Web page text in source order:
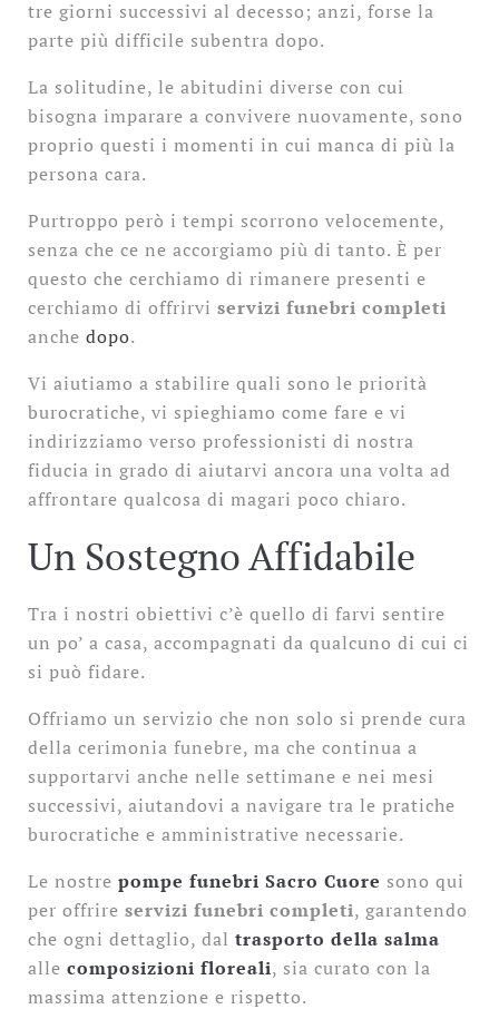
tre giorni successivi al decesso; anzi, forse la
parte più difficile subentra dopo.
La solitudine, le abitudini diverse con cui
bisogna imparare a convivere nuovamente, sono
proprio questi i momenti in cui manca di più la
persona cara.
Purtroppo però i tempi scorrono velocemente,
senza che ce ne accorgiamo più di tanto. È per
questo che cerchiamo di rimanere presenti e
cerchiamo di offrirvi servizi funebri completi
anche dopo.
Vi aiutiamo a stabilire quali sono le priorità
burocratiche, vi spieghiamo come fare e vi
indirizziamo verso professionisti di nostra
fiducia in grado di aiutarvi ancora una volta ad
affrontare qualcosa di magari poco chiaro.
Un Sostegno Affidabile
Tra i nostri obiettivi c’è quello di farvi sentire
un po’ a casa, accompagnati da qualcuno di cui ci
si può fidare.
Offriamo un servizio che non solo si prende cura
della cerimonia funebre, ma che continua a
supportarvi anche nelle settimane e nei mesi
successivi, aiutandovi a navigare tra le pratiche
burocratiche e amministrative necessarie.
Le nostre pompe funebri Sacro Cuore sono qui
per offrire servizi funebri completi, garantendo
che ogni dettaglio, dal trasporto della salma
alle composizioni floreali, sia curato con la
massima attenzione e rispetto.